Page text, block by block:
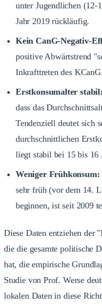
unter Jugendlichen (12-
Jahr 2019 rückläufig.
Kein CanG-Negativ-
positive Abwärtstrend
Inkrafttreten des
Erstkonsumalter stabil:
dass das
Tendenziell deutet sich
durchschnittlichen
liegt stabil bei 15 bis 16
Weniger Frühkonsum:
sehr früh (vor dem 14.
beginnen, ist seit 2009
Diese Daten entziehen der
die die gesamte politische
hat, die empirische
Studie von Prof. Werse
lokalen Daten in diese